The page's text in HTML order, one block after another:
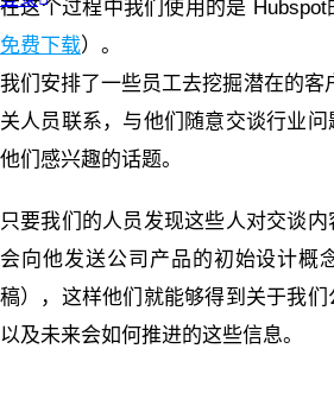
在这个过程中我们使用的是 Hubspot
免费下载）。
我们安排了一些员工去挖掘潜在的客
关人员联系，与他们随意交谈行业
他们感兴趣的话题。
只要我们的人员发现这些人对交谈
会向他发送公司产品的初始设计概
稿），这样他们就能够得到关于我
以及未来会如何推进的这些信息。